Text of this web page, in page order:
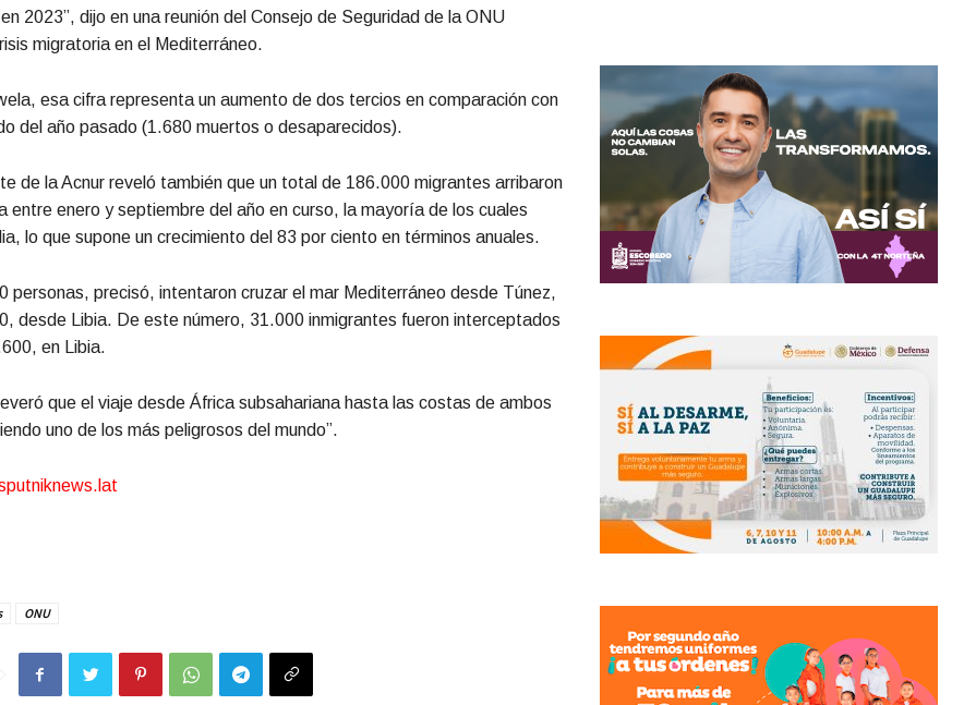
2023”, dijo en una reunión del Consejo de Seguridad de la ONU
migratoria en el Mediterráneo.
esa cifra representa un aumento de dos tercios en comparación con
del año pasado (1.680 muertos o desaparecidos).
de la Acnur reveló también que un total de 186.000 migrantes arribaron
entre enero y septiembre del año en curso, la mayoría de los cuales
lo que supone un crecimiento del 83 por ciento en términos anuales.
personas, precisó, intentaron cruzar el mar Mediterráneo desde Túnez,
desde Libia. De este número, 31.000 inmigrantes fueron interceptados
en Libia.
que el viaje desde África subsahariana hasta las costas de ambos
uno de los más peligrosos del mundo”.
ONU